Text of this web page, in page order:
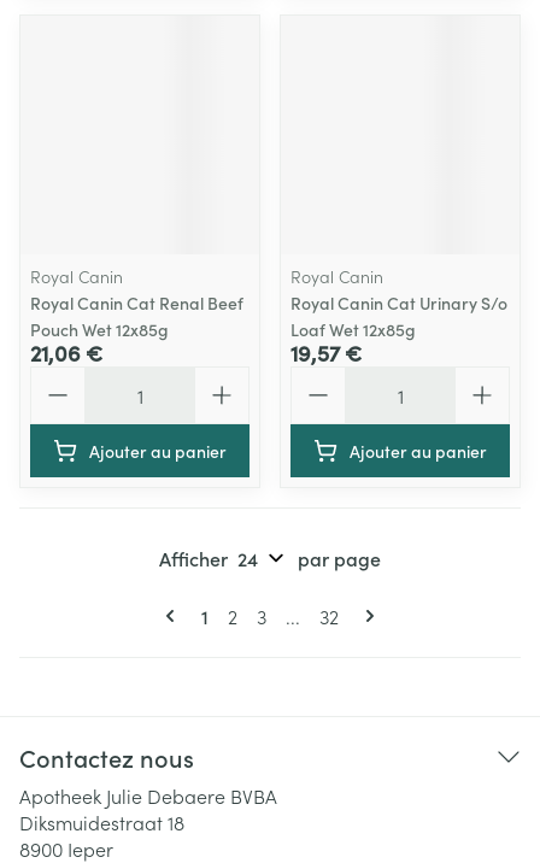
Royal Canin
Royal Canin Cat Renal Beef
Pouch Wet 12x85g
21,06 €
Ajouter au panier
Royal Canin
Royal Canin Cat Urinary S/o
Loaf Wet 12x85g
19,57 €
Ajouter au panier
Pages
Vous lisez actuellement la page
1 Page
2 Page
3 ... Page
32
Afficher par page
Contactez nous
Apotheek Julie Debaere BVBA
Diksmuidestraat 18
8900 Ieper